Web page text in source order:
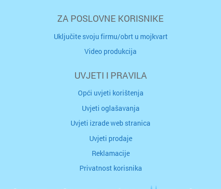
ZA POSLOVNE KORISNIKE
Uključite svoju firmu/obrt u mojkvart
Video produkcija
UVJETI I PRAVILA
Opći uvjeti korištenja
Uvjeti oglašavanja
Uvjeti izrade web stranica
Uvjeti prodaje
Reklamacije
Privatnost korisnika